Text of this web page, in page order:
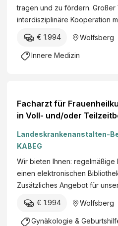
tragen und zu fördern. Großer
interdisziplinäre Kooperation
€ 1.994 Wolfsberg
Innere Medizin
Facharzt für
in Voll- und/oder
Landeskrankenanstalten-
KABEG
Wir bieten Ihnen:
einen elektronischen
Zusätzliches Angebot für
€ 1.994 Wolfsberg
Gynäkologie &